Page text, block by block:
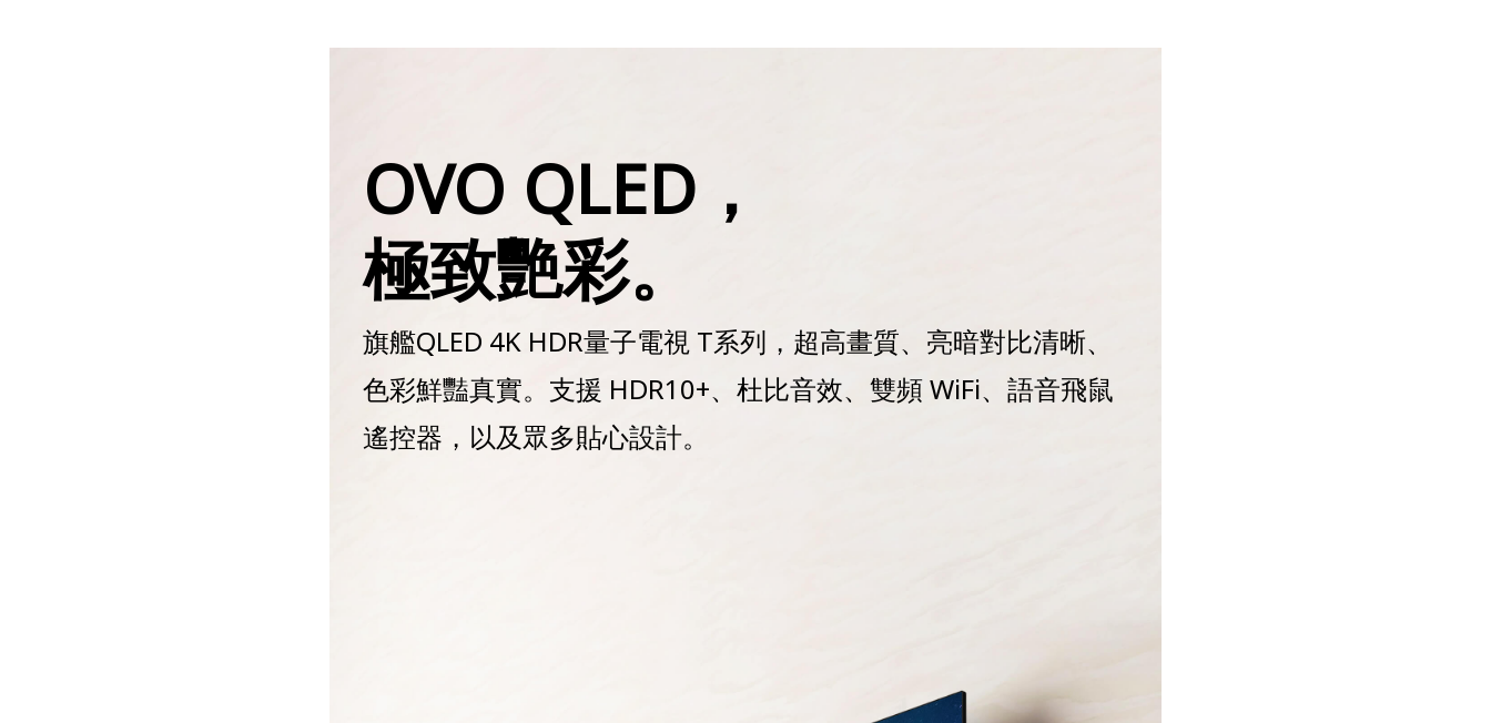
OVO QLED，
極致艷彩。
旗艦QLED 4K HDR量子電視 T系列，超高畫質、亮暗對比清晰、
色彩鮮豔真實。支援 HDR10+、杜比音效、雙頻 WiFi、語音飛鼠
遙控器，以及眾多貼心設計。